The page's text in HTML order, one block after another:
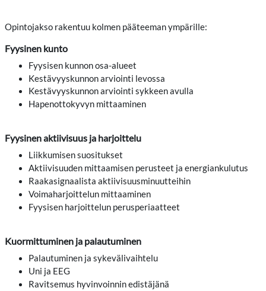
Opintojakso rakentuu kolmen pääteeman ympärille:
Fyysinen kunto
Fyysisen kunnon osa-alueet
Kestävyyskunnon arviointi levossa
Kestävyyskunnon arviointi sykkeen avulla
Hapenottokyvyn mittaaminen
Fyysinen aktiivisuus ja harjoittelu
Liikkumisen suositukset
Aktiivisuuden mittaamisen perusteet ja energiankulutus
Raakasignaalista aktiivisuusminuutteihin
Voimaharjoittelun mittaaminen
Fyysisen harjoittelun perusperiaatteet
Kuormittuminen ja palautuminen
Palautuminen ja sykevälivaihtelu
Uni ja EEG
Ravitsemus hyvinvoinnin edistäjänä